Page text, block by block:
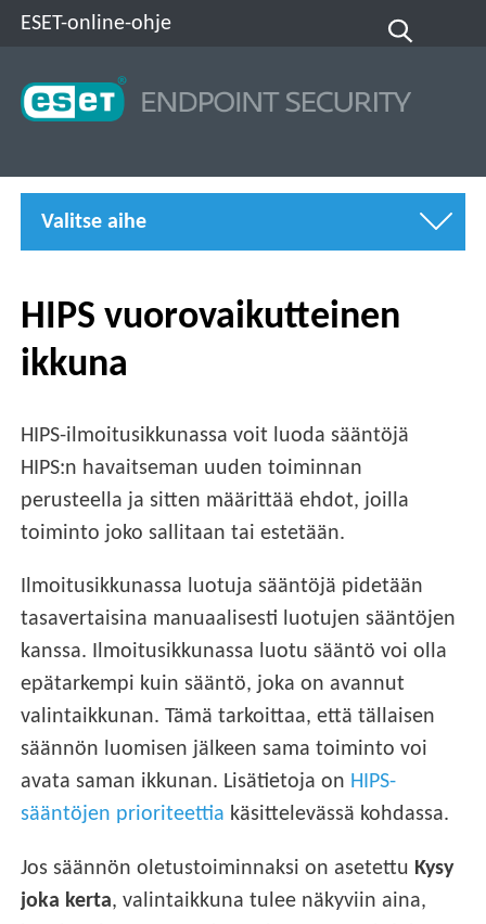
ESET-online-ohje
Valitse aihe
HIPS vuorovaikutteinen
ikkuna
HIPS-ilmoitusikkunassa voit luoda sääntöjä
HIPS:n havaitseman uuden toiminnan
perusteella ja sitten määrittää ehdot, joilla
toiminto joko sallitaan tai estetään.
Ilmoitusikkunassa luotuja sääntöjä pidetään
tasavertaisina manuaalisesti luotujen sääntöjen
kanssa. Ilmoitusikkunassa luotu sääntö voi olla
epätarkempi kuin sääntö, joka on avannut
valintaikkunan. Tämä tarkoittaa, että tällaisen
säännön luomisen jälkeen sama toiminto voi
avata saman ikkunan. Lisätietoja on HIPS-
sääntöjen prioriteettia käsittelevässä kohdassa.
Jos säännön oletustoiminnaksi on asetettu Kysy
joka kerta, valintaikkuna tulee näkyviin aina,